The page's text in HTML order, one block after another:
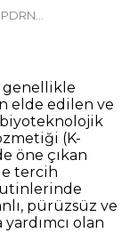
genellikle
elde edilen ve
(K-
öne çıkan
tercih
pürüzsüz ve
olan